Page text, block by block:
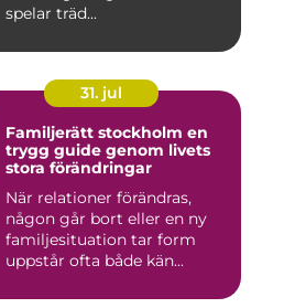
spelar träd...
31. jul
Familjerätt stockholm en
trygg guide genom livets
stora förändringar
När relationer förändras,
någon går bort eller en ny
familjesituation tar form
uppstår ofta både kän...